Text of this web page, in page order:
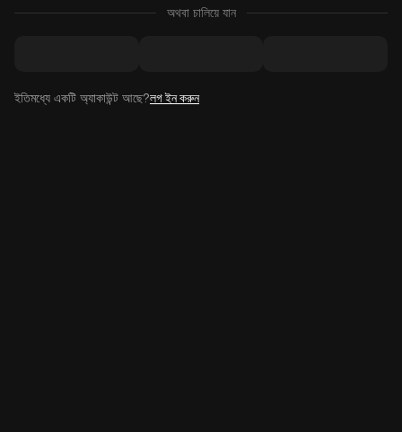
অথবা চালিয়ে যান
ইতিমধ্যে একটি অ্যাকাউন্ট আছে?লগ ইন করুন